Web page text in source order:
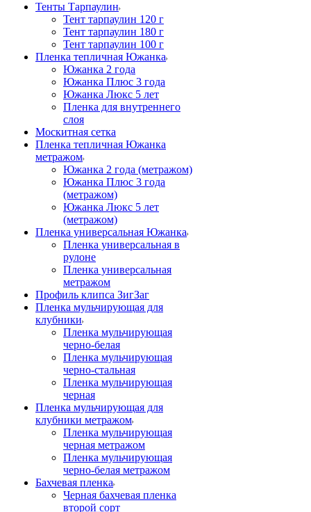
Тенты Тарпаулин
Тент тарпаулин 120 г
Тент тарпаулин 180 г
Тент тарпаулин 100 г
Пленка тепличная Южанка
Южанка 2 года
Южанка Плюс 3 года
Южанка Люкс 5 лет
Пленка для внутреннего
слоя
Москитная сетка
Пленка тепличная Южанка
метражом
Южанка 2 года (метражом)
Южанка Плюс 3 года
(метражом)
Южанка Люкс 5 лет
(метражом)
Пленка универсальная Южанка
Пленка универсальная в
рулоне
Пленка универсальная
метражом
Профиль клипса ЗигЗаг
Пленка мульчирующая для
клубники
Пленка мульчирующая
черно-белая
Пленка мульчирующая
черно-стальная
Пленка мульчирующая
черная
Пленка мульчирующая для
клубники метражом
Пленка мульчирующая
черная метражом
Пленка мульчирующая
черно-белая метражом
Бахчевая пленка
Черная бахчевая пленка
второй сорт